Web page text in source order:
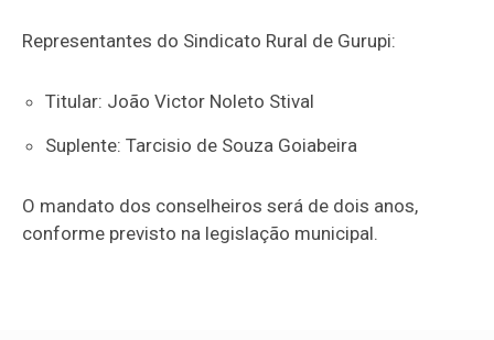
Representantes do Sindicato Rural de Gurupi:
Titular: João Victor Noleto Stival
Suplente: Tarcisio de Souza Goiabeira
O mandato dos conselheiros será de dois anos,
conforme previsto na legislação municipal.